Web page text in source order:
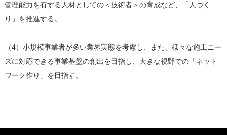
管理能力を有する人材としての＜技術者＞の育成など、「人づく
り」を推進する。
（4）小規模事業者が多い業界実態を考慮し、また、様々な施工ニー
ズに対応できる事業基盤の創出を目指し、大きな視野での「ネット
ワーク作り」を目指す。